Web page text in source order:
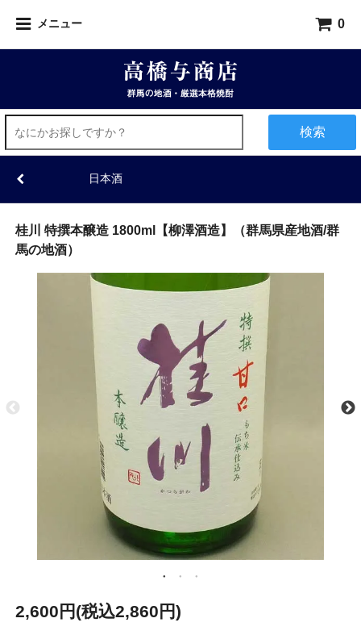
メニュー 0
検索
日本酒
桂川 特撰本醸造 1800ml【柳澤酒造】（群馬県産地酒/群
馬の地酒）
2,600円(税込2,860円)